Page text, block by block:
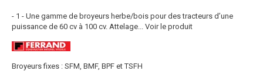
- 1 - Une gamme de broyeurs herbe/bois pour des tracteurs d’une
puissance de 60 cv à 100 cv. Attelage...
Voir le produit
Broyeurs fixes : SFM, BMF, BPF et TSFH